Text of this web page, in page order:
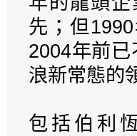
先；但
2004年前
浪新常態的
包括伯利